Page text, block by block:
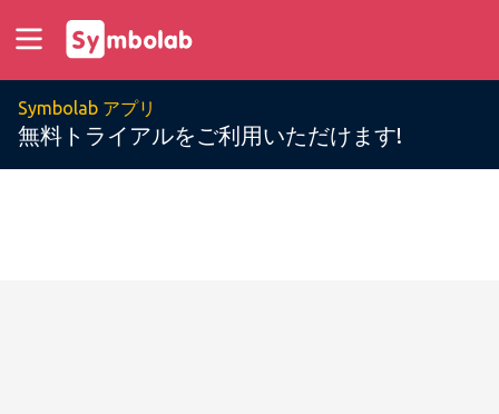
Symbolab アプリ
無料トライアルをご利用いただけます!